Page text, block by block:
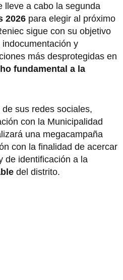
lleve a cabo la segunda
2026 para elegir al próximo
sigue con su objetivo
y
más desprotegidas en
fundamental a la
sus redes sociales,
con la Municipalidad
una megacampaña
con la finalidad de acercar
de identificación a la
del distrito.